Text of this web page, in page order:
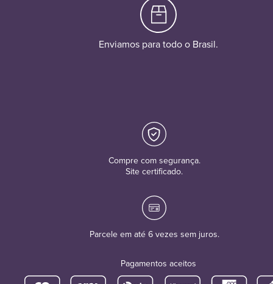
Enviamos para todo o Brasil.
Compre com segurança.
Site certificado.
Parcele em até 6 vezes sem juros.
Pagamentos aceitos